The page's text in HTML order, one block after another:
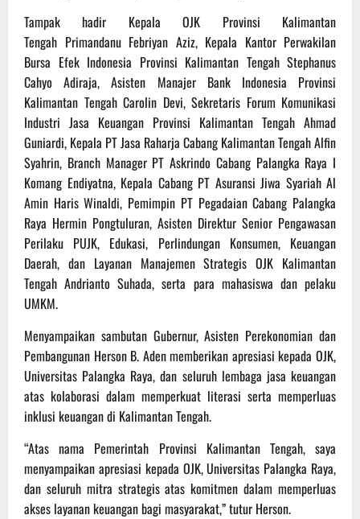
Tampak hadir Kepala OJK Provinsi Kalimantan
Tengah Primandanu Febriyan Aziz, Kepala Kantor Perwakilan
Bursa Efek Indonesia Provinsi Kalimantan Tengah Stephanus
Cahyo Adiraja, Asisten Manajer Bank Indonesia Provinsi
Kalimantan Tengah Carolin Devi, Sekretaris Forum Komunikasi
Industri Jasa Keuangan Provinsi Kalimantan Tengah Ahmad
Guniardi, Kepala PT Jasa Raharja Cabang Kalimantan Tengah Alfin
Syahrin, Branch Manager PT Askrindo Cabang Palangka Raya I
Komang Endiyatna, Kepala Cabang PT Asuransi Jiwa Syariah Al
Amin Haris Winaldi, Pemimpin PT Pegadaian Cabang Palangka
Raya Hermin Pongtuluran, Asisten Direktur Senior Pengawasan
Perilaku PUJK, Edukasi, Perlindungan Konsumen, Keuangan
Daerah, dan Layanan Manajemen Strategis OJK Kalimantan
Tengah Andrianto Suhada, serta para mahasiswa dan pelaku
UMKM.
Menyampaikan sambutan Gubernur, Asisten Perekonomian dan
Pembangunan Herson B. Aden memberikan apresiasi kepada OJK,
Universitas Palangka Raya, dan seluruh lembaga jasa keuangan
atas kolaborasi dalam memperkuat literasi serta memperluas
inklusi keuangan di Kalimantan Tengah.
“Atas nama Pemerintah Provinsi Kalimantan Tengah, saya
menyampaikan apresiasi kepada OJK, Universitas Palangka Raya,
dan seluruh mitra strategis atas komitmen dalam memperluas
akses layanan keuangan bagi masyarakat,” tutur Herson.